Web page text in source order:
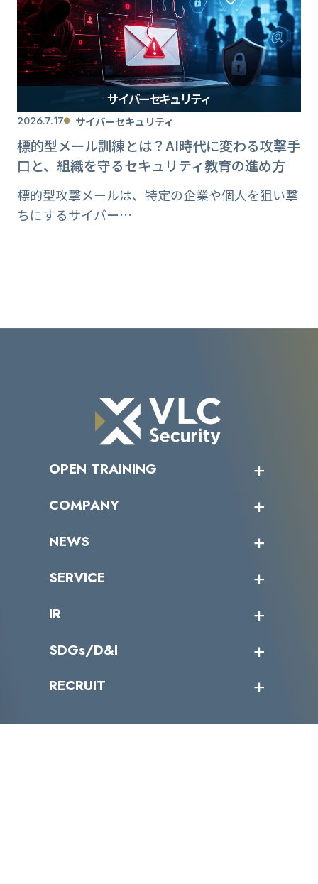
サイバーセキュリティ
2026.7.17 サイバーセキュリティ
標的型メール訓練とは？AI時代に変わる攻撃手
口と、組織を守るセキュリティ教育の進め方
標的型攻撃メールは、特定の企業や個人を狙い撃
ちにするサイバー…
OPEN TRAINING
受講者の声
COMPANY
トップメッセージ
ミッション／ビジョン
パートナー企業一覧
NEWS
サイバーニュース
SERVICE
カテゴリー別サービス一覧
IR
IRカレンダー
IRライブラリー
株式情報
SDGs/D&I
当グループのマテリアリティ
SDGs推進体制
RECRUIT
募集職種一覧